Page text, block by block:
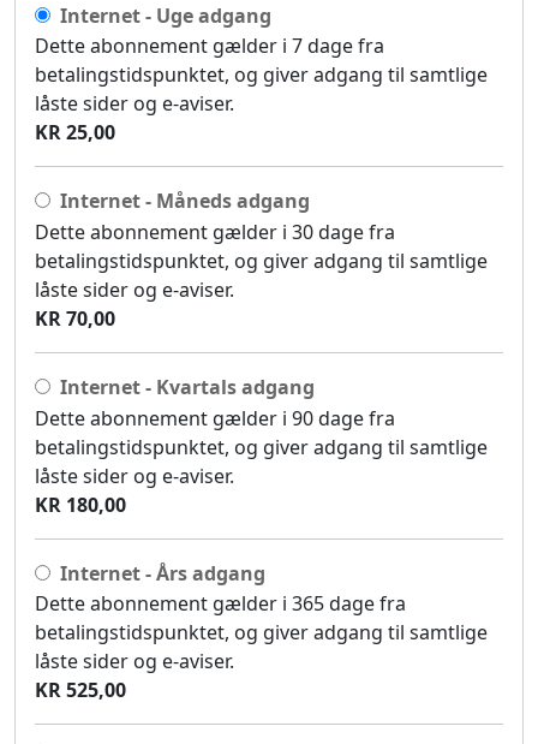
Internet - Uge adgang
Dette abonnement gælder i 7 dage fra
betalingstidspunktet, og giver adgang til samtlige
låste sider og e-aviser.
KR 25,00
Internet - Måneds adgang
Dette abonnement gælder i 30 dage fra
betalingstidspunktet, og giver adgang til samtlige
låste sider og e-aviser.
KR 70,00
Internet - Kvartals adgang
Dette abonnement gælder i 90 dage fra
betalingstidspunktet, og giver adgang til samtlige
låste sider og e-aviser.
KR 180,00
Internet - Års adgang
Dette abonnement gælder i 365 dage fra
betalingstidspunktet, og giver adgang til samtlige
låste sider og e-aviser.
KR 525,00